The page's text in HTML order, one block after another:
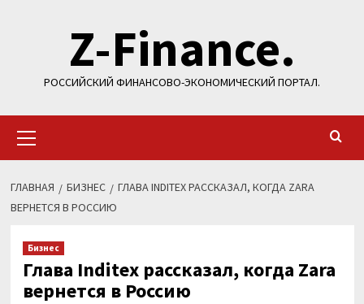
содержимомуZ-Finance.
РОССИЙСКИЙ ФИНАНСОВО-ЭКОНОМИЧЕСКИЙ ПОРТАЛ.
меню
ГЛАВНАЯ БИЗНЕС
ГЛАВА INDITEX РАССКАЗАЛ, КОГДА ZARA
ВЕРНЕТСЯ В РОССИЮ
Бизнес
Глава Inditex рассказал, когда Zara
вернется в Россию